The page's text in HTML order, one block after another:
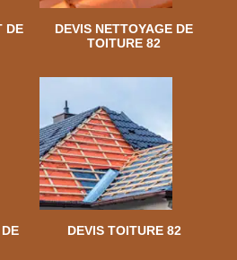
DE
DEVIS NETTOYAGE DE
TOITURE 82
DEVIS TOITURE 82